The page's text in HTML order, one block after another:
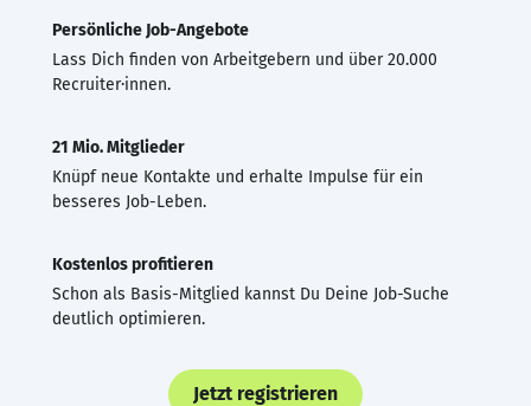
Persönliche Job-Angebote
Lass Dich finden von Arbeitgebern und über 20.000
Recruiter·innen.
21 Mio. Mitglieder
Knüpf neue Kontakte und erhalte Impulse für ein
besseres Job-Leben.
Kostenlos profitieren
Schon als Basis-Mitglied kannst Du Deine Job-Suche
deutlich optimieren.
Jetzt registrieren